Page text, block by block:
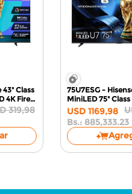
43" Class
4K Fire
319,98
75U7ESG -
MiniLED 75"
4K Google TV
USD 1169,98
Bs.: 885,333.23